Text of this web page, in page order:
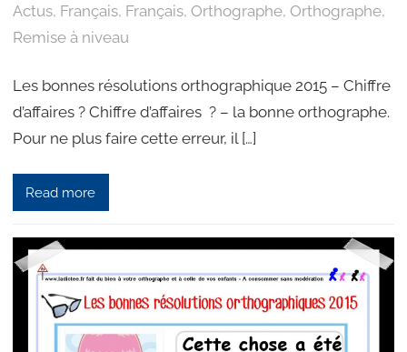
Actus, Français, Français, Orthographe, Orthographe
Remise à niveau
Les bonnes résolutions orthographique 2015 – Chiffre
d’affaires ? Chiffre d’affaires ? – la bonne orthographe.
Pour ne plus faire cette erreur, il […]
Read more